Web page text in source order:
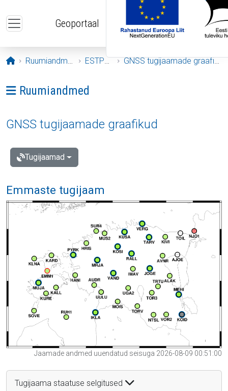
Geoportaal
Avaleht
Ruumiandmed ESTPOS GNSS tugijaamade graafikud
Ava menüü: Ruumiandmed
Ruumiandmed
GNSS tugijaamade graafikud
Tugijaamad
Emmaste tugijaam
Jaamade andmed uuendatud seisuga 2026-08-09 00:51:00
Tugijaama staatuse selgitused